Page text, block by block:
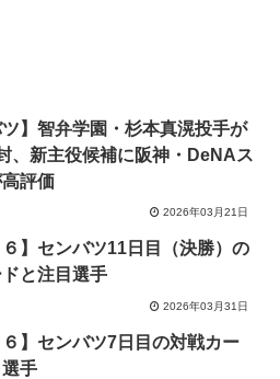
ツ】智弁学園・杉本真滉投手が
、新主役候補に阪神・DeNAス
評価
2026年03月21日
６】センバツ11日目（決勝）の
と注目選手
2026年03月31日
６】センバツ7日目の対戦カー
選手